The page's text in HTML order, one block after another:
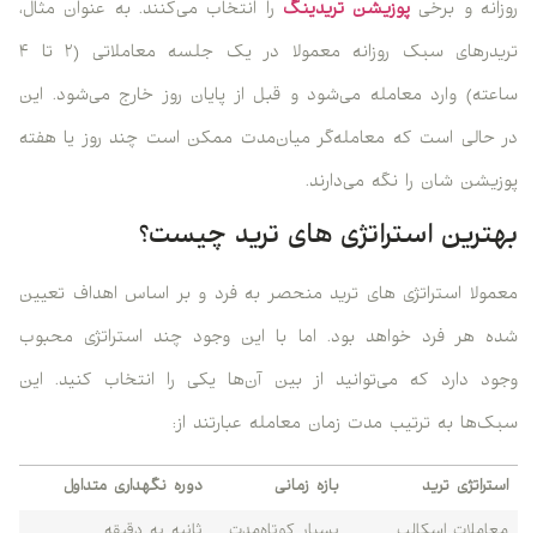
روزانه و برخی پوزیشن تریدینگ را انتخاب می‌کنند. به عنوان مثال،
تریدرهای سبک روزانه معمولا در یک جلسه معاملاتی (۲ تا ۴
ساعته) وارد معامله می‌شود و قبل از پایان روز خارج می‌شود. این
در حالی است که معامله‌گر میان‌مدت ممکن است چند روز یا هفته
پوزیشن شان را نگه می‌دارند.
بهترین استراتژی های ترید چیست؟
معمولا استراتژی های ترید منحصر به فرد و بر اساس اهداف تعیین
شده‌ هر فرد خواهد بود. اما با این وجود چند استراتژی محبوب
وجود دارد که می‌توانید از بین آن‌ها یکی را انتخاب کنید. این
سبک‌ها به ترتیب مدت زمان معامله عبارتند از:
استراتژی ترید بازه زمانی دوره نگهداری متداول